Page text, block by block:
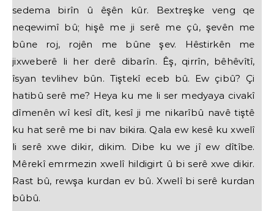
sedema birîn û êşên kûr. Bextreşke veng qe
neqewimî bû; hişê me ji serê me çû, şevên me
bûne roj, rojên me bûne şev. Hêstirkên me
jixweberê li her derê dibarîn. Êş, qirrîn, bêhêvîtî,
îsyan tevlihev bûn. Tiştekî eceb bû. Ew çibû? Çi
hatibû serê me? Heya ku me li ser medyaya civakî
dîmenên wî kesî dît, kesî ji me nikarîbû navê tiştê
ku hat serê me bi nav bikira. Qala ew kesê ku xwelî
li serê xwe dikir, dikim. Dibe ku we jî ew dîtîbe.
Mêrekî emrmezin xwelî hildigirt û bi serê xwe dikir.
Rast bû, rewşa kurdan ev bû. Xwelî bi serê kurdan
bûbû.